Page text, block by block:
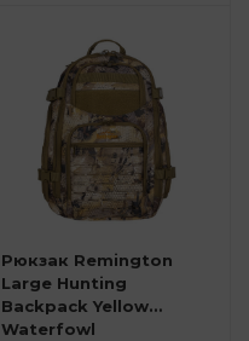
Рюкзак Remington
Large Hunting
Backpack Yellow
Waterfowl